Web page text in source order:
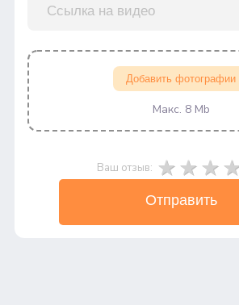
Добавить фотографии
Макс. 8 Mb
Ваш отзыв:
Отправить